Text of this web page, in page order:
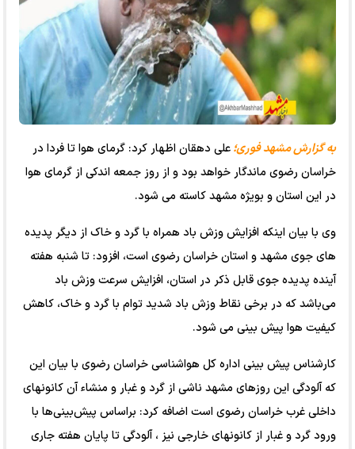
به گزارش مشهد فوری؛علی دهقان اظهار کرد: گرمای هوا تا فردا در
خراسان رضوی ماندگار خواهد بود و از روز جمعه اندکی از گرمای هوا
در این استان و بویژه مشهد کاسته می شود.
وی با بیان اینکه افزایش وزش باد همراه با گرد و خاک از دیگر پدیده
های جوی مشهد و استان خراسان رضوی است، افزود: تا شنبه هفته
آینده پدیده جوی قابل ذکر در استان، افزایش سرعت وزش باد
می‌باشد که در برخی نقاط وزش باد شدید ‌توام با گرد و خاک، کاهش
کیفیت هوا پیش بینی می شود.
کارشناس پیش بینی اداره کل هواشناسی خراسان رضوی با بیان این
که آلودگی این روزهای مشهد ناشی از گرد و غبار و منشاء آن کانونهای
داخلی غرب خراسان رضوی است اضافه کرد: براساس پیش‌بینی‌ها با
ورود گرد و غبار از کانونهای خارجی نیز ، آلودگی تا پایان هفته جاری